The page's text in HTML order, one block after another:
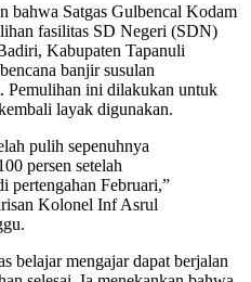
Satgas Gulbencal Kodam
fasilitas SD Negeri (SDN)
Kabupaten Tapanuli
banjir susulan
Pemulihan ini dilakukan untuk
layak digunakan.
pulih sepenuhnya
persen setelah
pertengahan Februari,”
Kolonel Inf Asrul
belajar mengajar dapat berjalan